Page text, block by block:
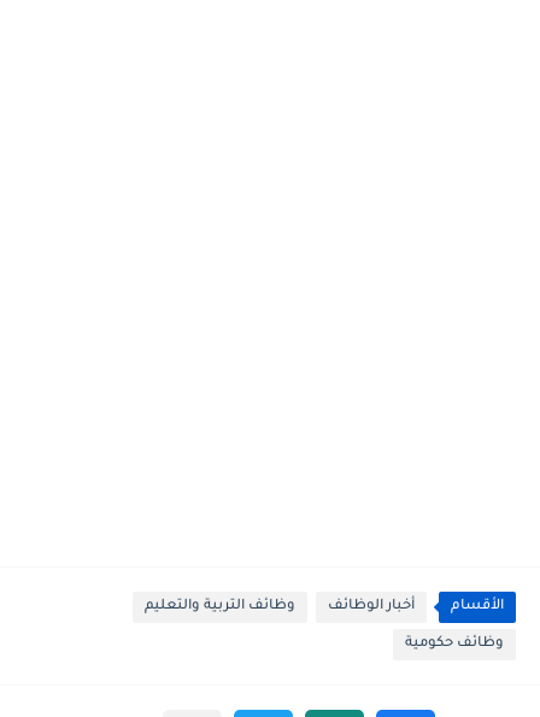
الأقسام أخبار الوظائف وظائف التربية والتعليم
وظائف حكومية